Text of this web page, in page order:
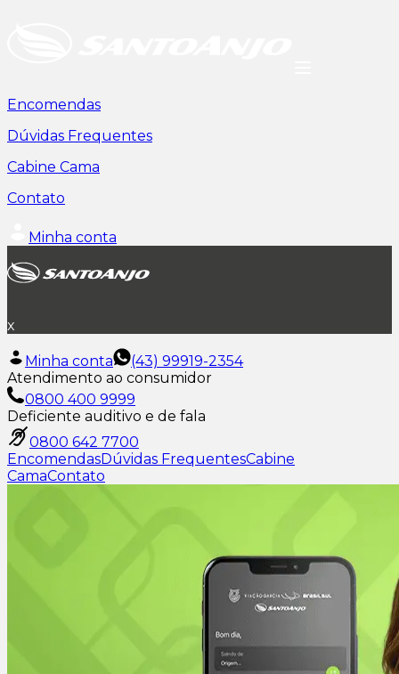
Encomendas
Dúvidas Frequentes
Cabine Cama
Contato
Minha conta
x
Minha conta
(43) 99919-2354
Atendimento ao consumidor
0800 400 9999
Deficiente auditivo e de fala
0800 642 7700
EncomendasDúvidas FrequentesCabine
CamaContato